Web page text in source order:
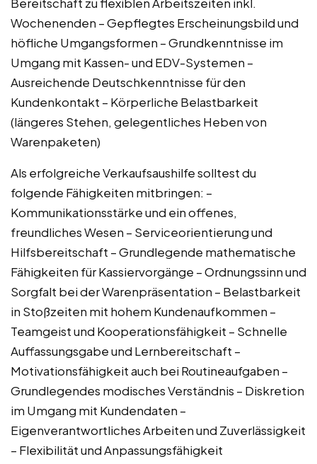
Wochenenden – Gepflegtes Erscheinungsbild und
höfliche Umgangsformen – Grundkenntnisse im
Umgang mit Kassen- und EDV-Systemen –
Ausreichende Deutschkenntnisse für den
Kundenkontakt – Körperliche Belastbarkeit
(längeres Stehen, gelegentliches Heben von
Warenpaketen)
Als erfolgreiche Verkaufsaushilfe solltest du
folgende Fähigkeiten mitbringen: –
Kommunikationsstärke und ein offenes,
freundliches Wesen – Serviceorientierung und
Hilfsbereitschaft – Grundlegende mathematische
Fähigkeiten für Kassiervorgänge – Ordnungssinn und
Sorgfalt bei der Warenpräsentation – Belastbarkeit
in Stoßzeiten mit hohem Kundenaufkommen –
Teamgeist und Kooperationsfähigkeit – Schnelle
Auffassungsgabe und Lernbereitschaft –
Motivationsfähigkeit auch bei Routineaufgaben –
Grundlegendes modisches Verständnis – Diskretion
im Umgang mit Kundendaten –
Eigenverantwortliches Arbeiten und Zuverlässigkeit
– Flexibilität und Anpassungsfähigkeit